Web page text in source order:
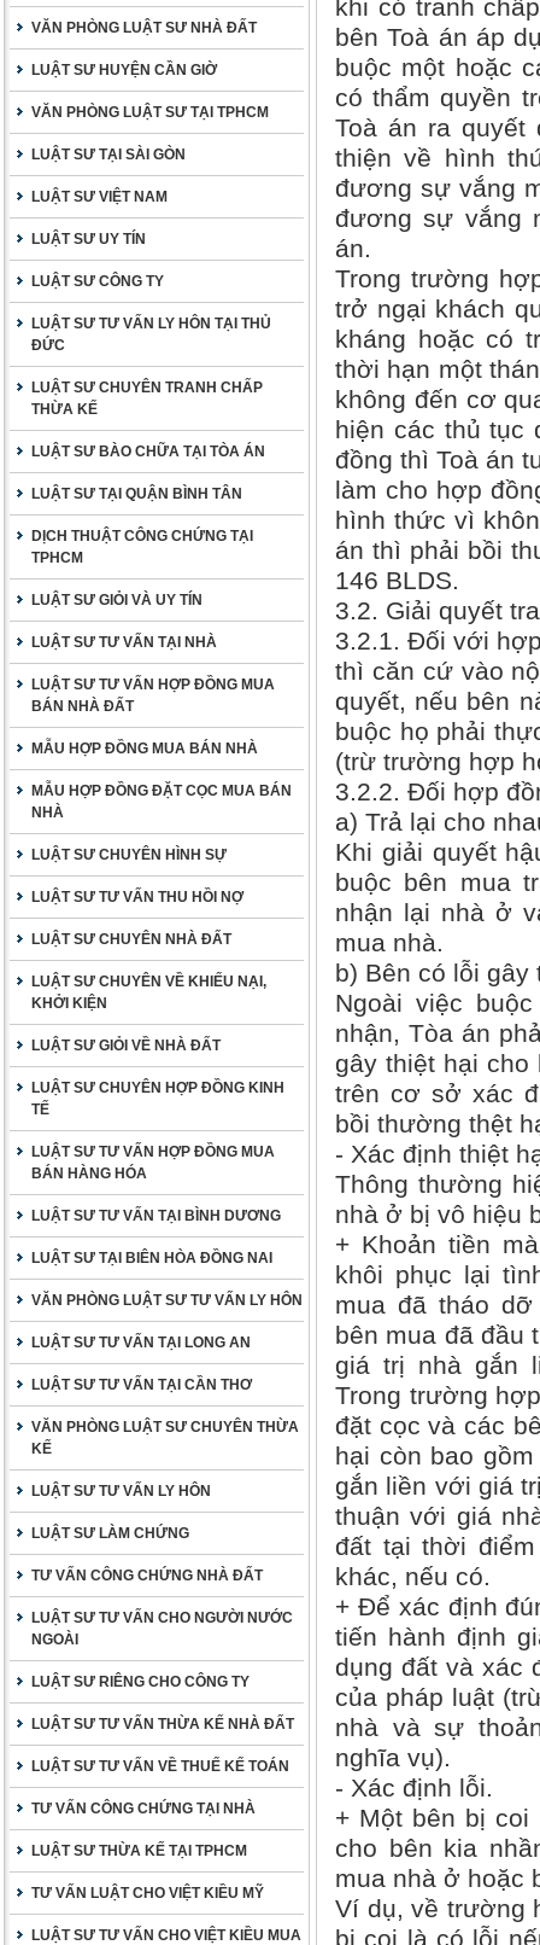
VĂN PHÒNG LUẬT SƯ NHÀ ĐẤT
LUẬT SƯ HUYỆN CẦN GIỜ
VĂN PHÒNG LUẬT SƯ TẠI TPHCM
LUẬT SƯ TẠI SÀI GÒN
LUẬT SƯ VIỆT NAM
LUẬT SƯ UY TÍN
LUẬT SƯ CÔNG TY
LUẬT SƯ TƯ VẤN LY HÔN TẠI THỦ
ĐỨC
LUẬT SƯ CHUYÊN TRANH CHẤP
THỪA KẾ
LUẬT SƯ BÀO CHỮA TẠI TÒA ÁN
LUẬT SƯ TẠI QUẬN BÌNH TÂN
DỊCH THUẬT CÔNG CHỨNG TẠI
TPHCM
LUẬT SƯ GIỎI VÀ UY TÍN
LUẬT SƯ TƯ VẤN TẠI NHÀ
LUẬT SƯ TƯ VẤN HỢP ĐỒNG MUA
BÁN NHÀ ĐẤT
MẪU HỢP ĐỒNG MUA BÁN NHÀ
MẪU HỢP ĐỒNG ĐẶT CỌC MUA BÁN
NHÀ
LUẬT SƯ CHUYÊN HÌNH SỰ
LUẬT SƯ TƯ VẤN THU HỒI NỢ
LUẬT SƯ CHUYÊN NHÀ ĐẤT
LUẬT SƯ CHUYÊN VỀ KHIẾU NẠI,
KHỞI KIỆN
LUẬT SƯ GIỎI VỀ NHÀ ĐẤT
LUẬT SƯ CHUYÊN HỢP ĐỒNG KINH
TẾ
LUẬT SƯ TƯ VẤN HỢP ĐỒNG MUA
BÁN HÀNG HÓA
LUẬT SƯ TƯ VẤN TẠI BÌNH DƯƠNG
LUẬT SƯ TẠI BIÊN HÒA ĐỒNG NAI
VĂN PHÒNG LUẬT SƯ TƯ VẤN LY HÔN
LUẬT SƯ TƯ VẤN TẠI LONG AN
LUẬT SƯ TƯ VẤN TẠI CẦN THƠ
VĂN PHÒNG LUẬT SƯ CHUYÊN THỪA
KẾ
LUẬT SƯ TƯ VẤN LY HÔN
LUẬT SƯ LÀM CHỨNG
TƯ VẤN CÔNG CHỨNG NHÀ ĐẤT
LUẬT SƯ TƯ VẤN CHO NGƯỜI NƯỚC
NGOÀI
LUẬT SƯ RIÊNG CHO CÔNG TY
LUẬT SƯ TƯ VẤN THỪA KẾ NHÀ ĐẤT
LUẬT SƯ TƯ VẤN VỀ THUẾ KẾ TOÁN
TƯ VẤN CÔNG CHỨNG TẠI NHÀ
LUẬT SƯ THỪA KẾ TẠI TPHCM
TƯ VẤN LUẬT CHO VIỆT KIỀU MỸ
LUẬT SƯ TƯ VẤN CHO VIỆT KIỀU MUA
khi có tranh
bên Toà án áp
buộc một hoặc
có thẩm quyền
Toà án ra quyết
thiện về hình
đương sự vắng
đương sự vắng
án.
Trong trường
trở ngại khách
kháng hoặc có
thời hạn một
không đến cơ
hiện các thủ tục
đồng thì Toà án
làm cho hợp
hình thức vì
án thì phải bồi
146 BLDS.
3.2. Giải quyết
3.2.1. Đối với
thì căn cứ vào
quyết, nếu bên
buộc họ phải
(trừ trường hợp
3.2.2. Đối hợp
a) Trả lại cho
Khi giải quyết
buộc bên mua
nhận lại nhà ở
mua nhà.
b) Bên có lỗi
Ngoài việc
nhận, Tòa án
gây thiệt hại cho
trên cơ sở xác
bồi thường thệt
- Xác định thiệt
Thông thường
nhà ở bị vô hiệu
+ Khoản tiền
khôi phục lại
mua đã tháo
bên mua đã đầu
giá trị nhà gắn
Trong trường
đặt cọc và các
hại còn bao
gắn liền với giá
thuận với giá
đất tại thời
khác, nếu có.
+ Để xác định
tiến hành định
dụng đất và xác
của pháp luật
nhà và sự
nghĩa vụ).
- Xác định lỗi.
+ Một bên bị
cho bên kia
mua nhà ở hoặc
Ví dụ, về trường
bị coi là có lỗi